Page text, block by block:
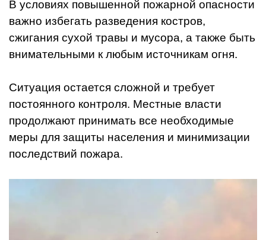
В условиях повышенной пожарной опасности
важно избегать разведения костров,
сжигания сухой травы и мусора, а также быть
внимательными к любым источникам огня.
Ситуация остается сложной и требует
постоянного контроля. Местные власти
продолжают принимать все необходимые
меры для защиты населения и минимизации
последствий пожара.